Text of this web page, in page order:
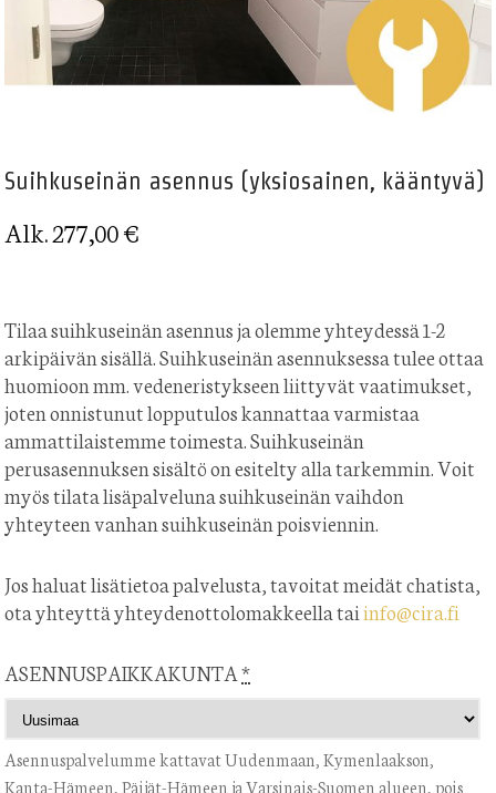
Suihkuseinän asennus (yksiosainen, kääntyvä)
Alk. 277,00 €
Tilaa suihkuseinän asennus ja olemme yhteydessä 1-2
arkipäivän sisällä. Suihkuseinän asennuksessa tulee ottaa
huomioon mm. vedeneristykseen liittyvät vaatimukset,
joten onnistunut lopputulos kannattaa varmistaa
ammattilaistemme toimesta. Suihkuseinän
perusasennuksen sisältö on esitelty alla tarkemmin. Voit
myös tilata lisäpalveluna suihkuseinän vaihdon
yhteyteen vanhan suihkuseinän poisviennin.
Jos haluat lisätietoa palvelusta, tavoitat meidät chatista,
ota yhteyttä yhteydenottolomakkeella taiinfo@cira.fi
ASENNUSPAIKKAKUNTA*
Asennuspalvelumme kattavat Uudenmaan, Kymenlaakson,
Kanta-Hämeen, Päijät-Hämeen ja Varsinais-Suomen alueen, pois